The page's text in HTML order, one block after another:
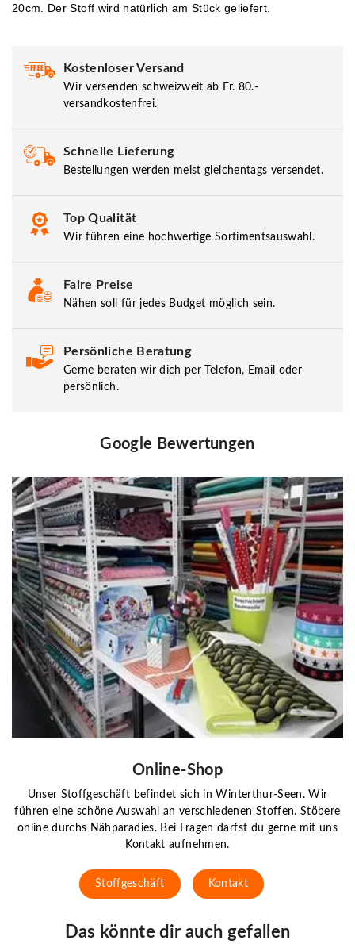
20cm. Der Stoff wird natürlich am Stück geliefert.
Kostenloser Versand
Wir versenden schweizweit ab Fr. 80.-
versandkostenfrei.
Schnelle Lieferung
Bestellungen werden meist gleichentags versendet.
Top Qualität
Wir führen eine hochwertige Sortimentsauswahl.
Faire Preise
Nähen soll für jedes Budget möglich sein.
Persönliche Beratung
Gerne beraten wir dich per Telefon, Email oder
persönlich.
Google Bewertungen
Online-Shop
Unser Stoffgeschäft befindet sich in Winterthur-Seen. Wir
führen eine schöne Auswahl an verschiedenen Stoffen. Stöbere
online durchs Nähparadies. Bei Fragen darfst du gerne mit uns
Kontakt aufnehmen.
Stoffgeschäft Kontakt
Das könnte dir auch gefallen